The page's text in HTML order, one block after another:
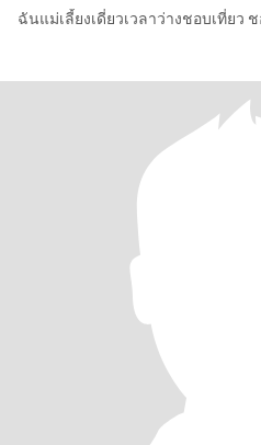
ฉันแม่เลี้ยงเดี่ยวเวลาว่างชอบเที่ยว